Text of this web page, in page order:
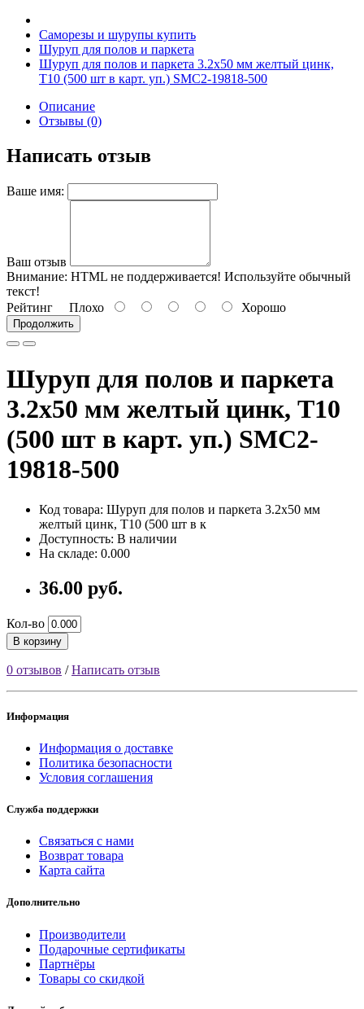
Саморезы и шурупы купить
Шуруп для полов и паркета
Шуруп для полов и паркета 3.2х50 мм желтый цинк,
T10 (500 шт в карт. уп.) SMC2-19818-500
Описание
Отзывы (0)
Написать отзыв
Ваше имя:
Ваш отзыв
Внимание: HTML не поддерживается! Используйте обычный
текст!
Рейтинг Плохо Хорошо
Продолжить
Шуруп для полов и паркета
3.2х50 мм желтый цинк, T10
(500 шт в карт. уп.) SMC2-
19818-500
Код товара: Шуруп для полов и паркета 3.2х50 мм
желтый цинк, T10 (500 шт в к
Доступность: В наличии
На складе: 0.000
36.00 руб.
Кол-во
В корзину
0 отзывов /Написать отзыв
Информация
Информация о доставке
Политика безопасности
Условия соглашения
Служба поддержки
Связаться с нами
Возврат товара
Карта сайта
Дополнительно
Производители
Подарочные сертификаты
Партнёры
Товары со скидкой